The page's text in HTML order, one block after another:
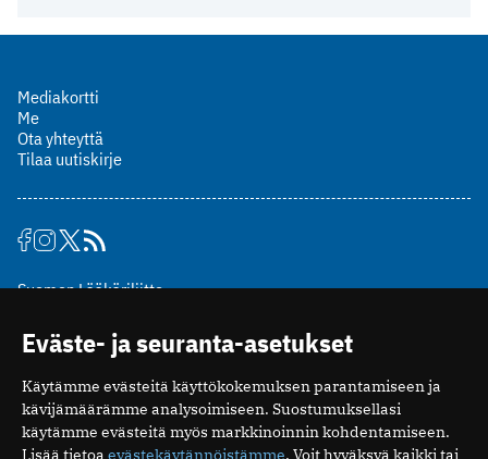
Mediakortti
Me
Ota yhteyttä
Tilaa uutiskirje
Suomen Lääkäriliitto
00510 Helsinki
puh. (09) 393 091
toimitus@potilaanlaakarilehti.fi
ISSN 2323-9476
Eväste- ja seuranta-asetukset
Käytämme evästeitä käyttökokemuksen parantamiseen ja
kävijämäärämme analysoimiseen. Suostumuksellasi
käytämme evästeitä myös markkinoinnin kohdentamiseen.
Lisää tietoa evästekäytännöistämme. Voit hyväksyä kaikki tai